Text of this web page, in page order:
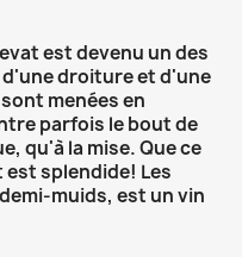
est devenu un des
droiture et d'une
menées en
parfois le bout de
qu'à la mise. Que ce
splendide! Les
muids, est un vin